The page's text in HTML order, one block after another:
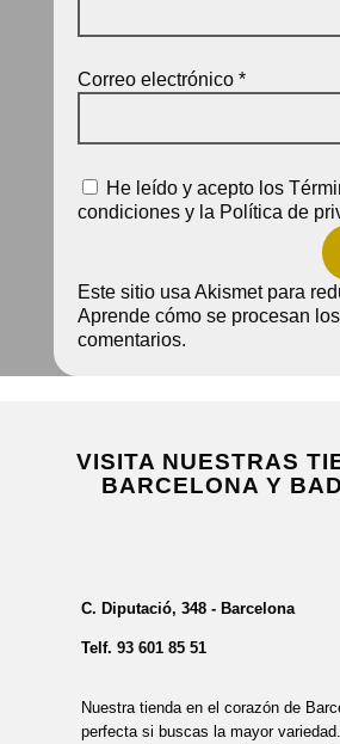
Correo electrónico *
He leído y acepto los
condiciones y la Política de
Este sitio usa Akismet para
Aprende cómo se procesan
comentarios.
VISITA NUESTRAS
BARCELONA Y
C. Diputació, 348 - Barcelona
Telf. 93 601 85 51
Nuestra tienda en el corazón de
perfecta si buscas la mayor